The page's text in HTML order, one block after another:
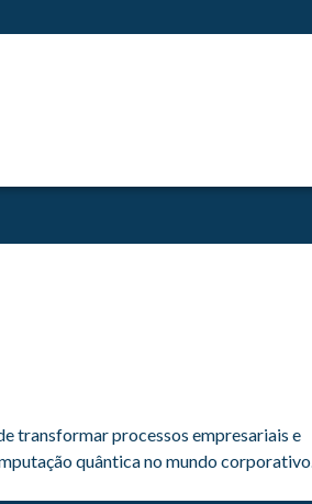
transformar processos empresariais e
quântica no mundo corporativo.